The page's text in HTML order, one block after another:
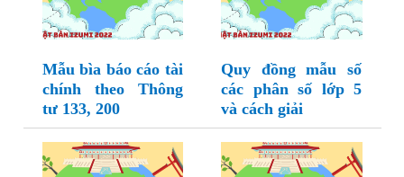
Mẫu bìa báo cáo tài
chính theo Thông
tư 133, 200
Quy đồng mẫu số
các phân số lớp 5
và cách giải